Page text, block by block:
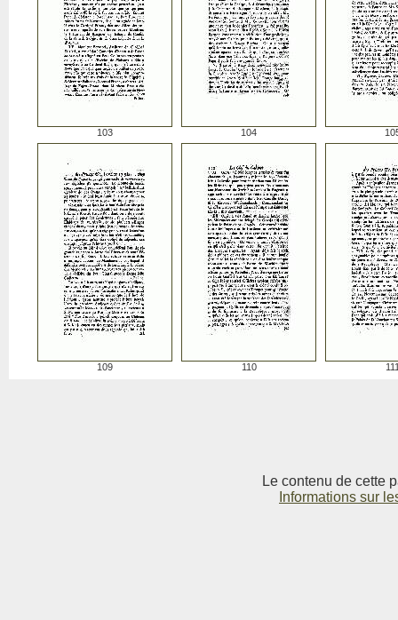
103 104
109 110
Le contenu de cette
Informations sur